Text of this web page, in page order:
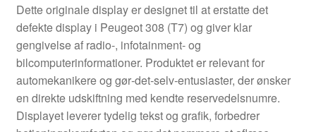
Dette originale display er designet til at erstatte det
defekte display i Peugeot 308 (T7) og giver klar
gengivelse af radio-, infotainment- og
bilcomputerinformationer. Produktet er relevant for
automekanikere og gør‑det‑selv‑entusiaster, der ønsker
en direkte udskiftning med kendte reservedelsnumre.
Displayet leverer tydelig tekst og grafik, forbedrer